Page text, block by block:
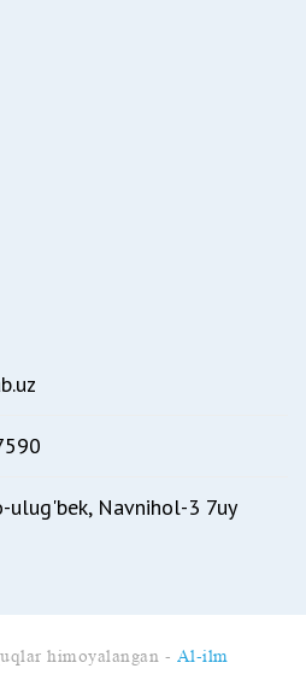
ulug'bek, Navnihol-3 7uy
himoyalangan - Al-ilm